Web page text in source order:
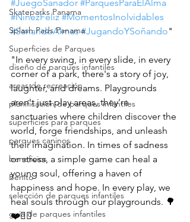
Skateparks Panama
Splash Pads Panama
Superficies de Parques
diseño de parques infantiles
areas de recreación
planificacion de parques infantiles
superficies para parques
parques caninos
beneficios
Benito
selección de parques infantiles
guia de parques infantiles
#JuegoSanador #ParquesParaElAlma
#NiñezFeliz #MomentosInolvidables
#SanandoAlmas #JugandoYSoñando"
"In every swing, in every slide, in every
corner of a park, there's a story of joy,
laughter, and dreams. Playgrounds
aren't just play areas, they're
sanctuaries where children discover the
world, forge friendships, and unleash
their imagination. In times of sadness
or stress, a simple game can heal a
young soul, offering a haven of
happiness and hope. In every play, we
heal souls through our playgrounds. 🌳
❤️🤸‍♂️